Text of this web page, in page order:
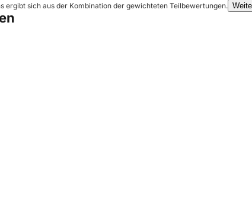
ergibt sich aus der Kombination der gewichteten Teilbewertungen.